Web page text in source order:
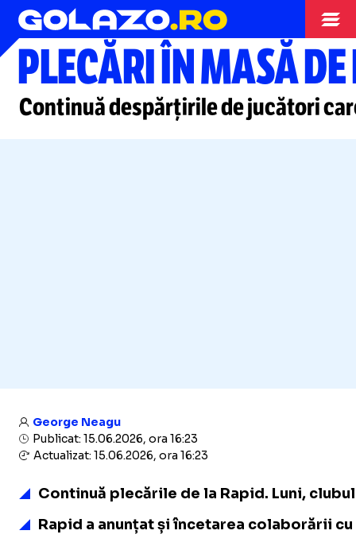
Superliga
PLECĂRI ÎN MASĂ
Continuă despărțirile de jucători
George Neagu
Publicat: 15.06.2026, ora 16:23
Actualizat: 15.06.2026, ora 16:23
Continuă plecările de la Rapid. Luni,
Rapid a anunțat și încetarea colaborării